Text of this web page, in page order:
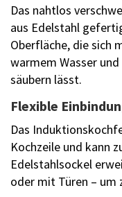
Das nahtlos
aus Edelstahl
Oberfläche, die sich
warmem Wasser
säubern lässt.
Flexible
Das
Kochzeile und kann
Edelstahlsockel
oder mit Türen – um